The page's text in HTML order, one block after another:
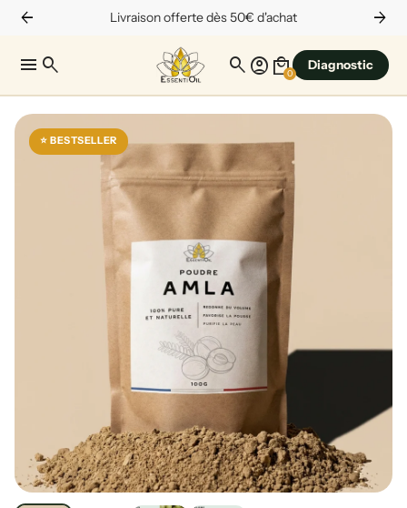
arrow_back arrow_forward
Livraison offerte dès 50€ d'achat
menu search search account_circle local_mall
0
Diagnostic
⭐ BESTSELLER